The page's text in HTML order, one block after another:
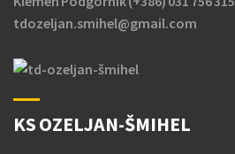
tdozeljan.smihel@gmail.com
KS OZELJAN-ŠMIHEL